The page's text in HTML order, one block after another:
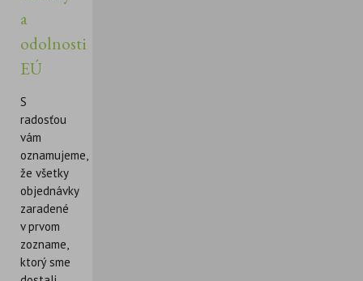
a
odolnosti
EÚ
S
radosťou
vám
oznamujeme,
že všetky
objednávky
zaradené
v prvom
zozname,
ktorý sme